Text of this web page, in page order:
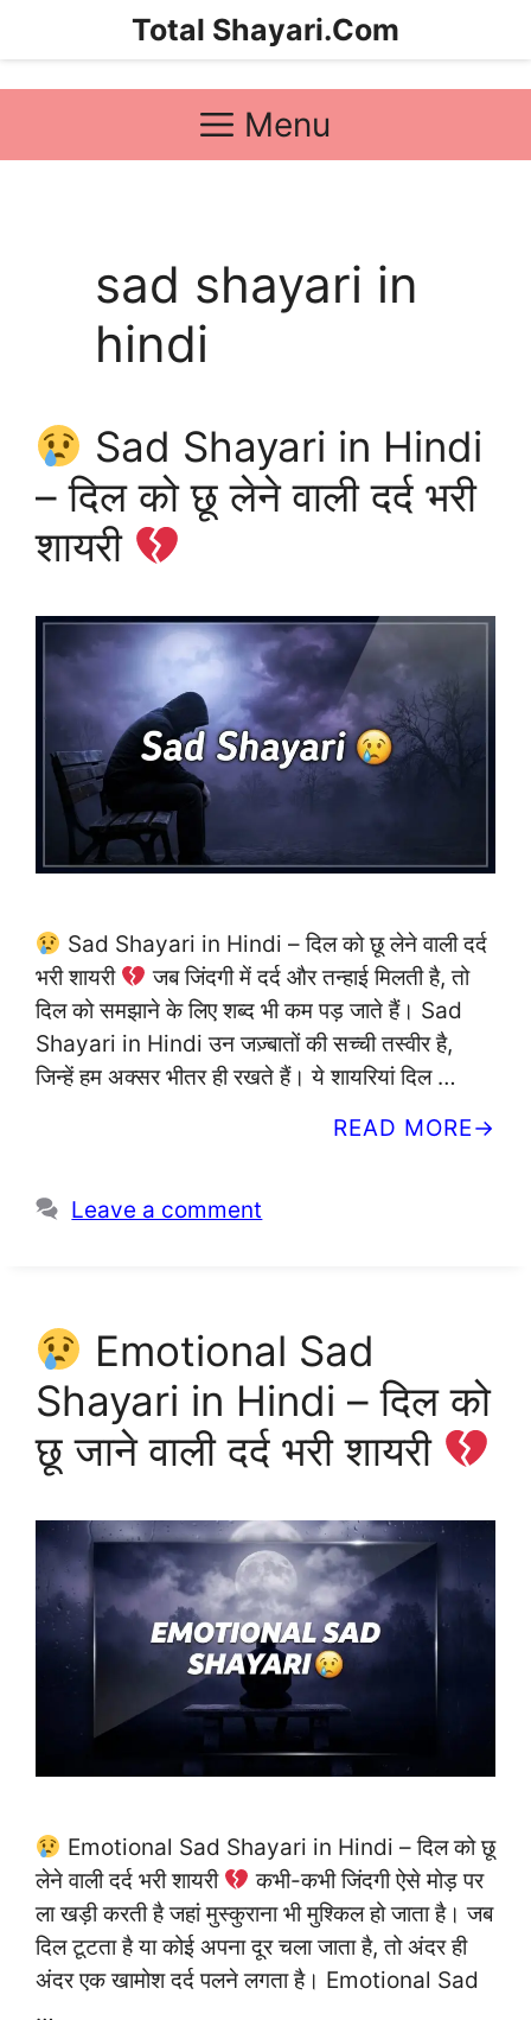
Total Shayari.Com
Menu
sad shayari in
hindi
Sad Shayari in Hindi
– दिल को छू लेने वाली दर्द भरी
शायरी
Sad Shayari in Hindi – दिल को छू लेने वाली दर्द
भरी शायरी
जब जिंदगी में दर्द और तन्हाई मिलती है, तो
दिल को समझाने के लिए शब्द भी कम पड़ जाते हैं। Sad
Shayari in Hindi उन जज़्बातों की सच्ची तस्वीर है,
जिन्हें हम अक्सर भीतर ही रखते हैं। ये शायरियां दिल …
READ MORE
Leave a comment
Emotional Sad
Shayari in Hindi – दिल को
छू जाने वाली दर्द भरी शायरी
Emotional Sad Shayari in Hindi – दिल को छू
लेने वाली दर्द भरी शायरी
कभी-कभी जिंदगी ऐसे मोड़ पर
ला खड़ी करती है जहां मुस्कुराना भी मुश्किल हो जाता है। जब
दिल टूटता है या कोई अपना दूर चला जाता है, तो अंदर ही
अंदर एक खामोश दर्द पलने लगता है। Emotional Sad
…